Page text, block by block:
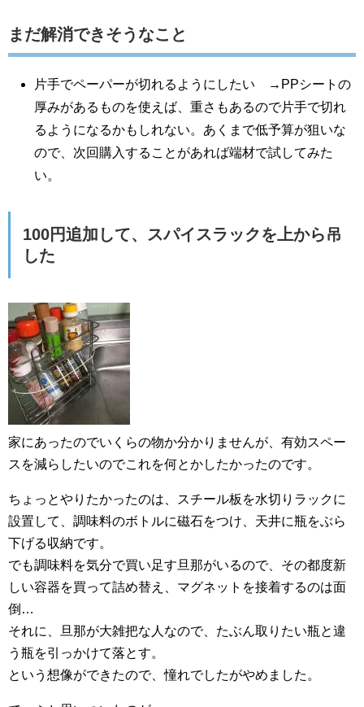
まだ解消できそうなこと
片手でペーパーが切れるようにしたい →PPシートの
厚みがあるものを使えば、重さもあるので片手で切れ
るようになるかもしれない。あくまで低予算が狙いな
ので、次回購入することがあれば端材で試してみた
い。
100円追加して、スパイスラックを上から吊
した
家にあったのでいくらの物か分かりませんが、有効スペー
スを減らしたいのでこれを何とかしたかったのです。
ちょっとやりたかったのは、スチール板を水切りラックに
設置して、調味料のボトルに磁石をつけ、天井に瓶をぶら
下げる収納です。
でも調味料を気分で買い足す旦那がいるので、その都度新
しい容器を買って詰め替え、マグネットを接着するのは面
倒…
それに、旦那が大雑把な人なので、たぶん取りたい瓶と違
う瓶を引っかけて落とす。
という想像ができたので、憧れでしたがやめました。